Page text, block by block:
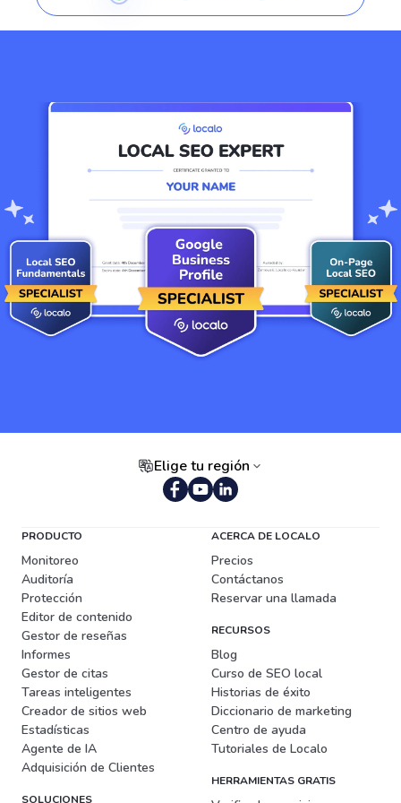
Elige tu región
PRODUCTO
Monitoreo
Auditoría
Protección
Editor de contenido
Gestor de reseñas
Informes
Gestor de citas
Tareas inteligentes
Creador de sitios web
Estadísticas
Agente de IA
Adquisición de Clientes
SOLUCIONES
ACERCA DE LOCALO
Precios
Contáctanos
Reservar una llamada
RECURSOS
Blog
Curso de SEO local
Historias de éxito
Diccionario de marketing
Centro de ayuda
Tutoriales de Localo
HERRAMIENTAS GRATIS